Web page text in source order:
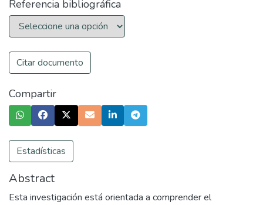
Referencia bibliográfica
Citar documento
Compartir
Estadísticas
Abstract
Esta investigación está orientada a comprender el